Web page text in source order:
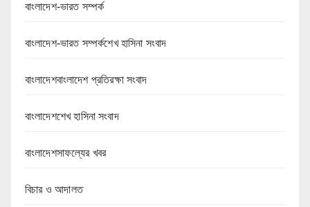
বাংলাদেশ-ভারত সম্পর্ক
বাংলাদেশ-ভারত সম্পর্কশেখ হাসিনা সংবাদ
বাংলাদেশবাংলাদেশ প্রতিরক্ষা সংবাদ
বাংলাদেশশেখ হাসিনা সংবাদ
বাংলাদেশসাফল্যের খবর
বিচার ও আদালত